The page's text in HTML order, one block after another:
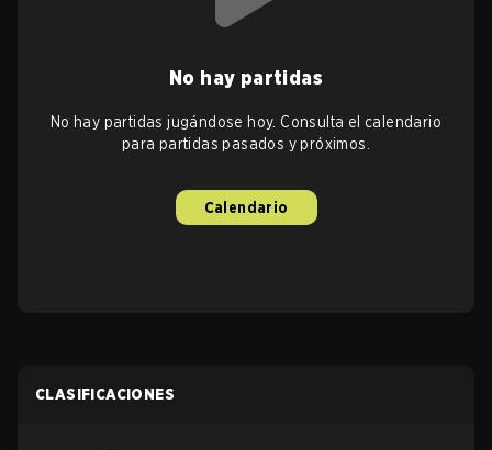
No hay partidas
No hay partidas jugándose hoy. Consulta el calendario
para partidas pasados y próximos.
Calendario
CLASIFICACIONES